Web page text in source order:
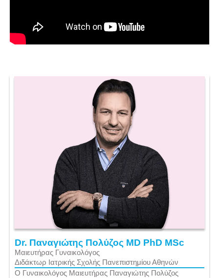
Dr. Παναγιώτης Πολύζος MD PhD MSc
Μαιευτήρας Γυναικολόγος
Διδάκτωρ Ιατρικής Σχολής Πανεπιστημίου Αθηνών
Ο Γυναικολόγος Μαιευτήρας Παναγιώτης Πολύζος